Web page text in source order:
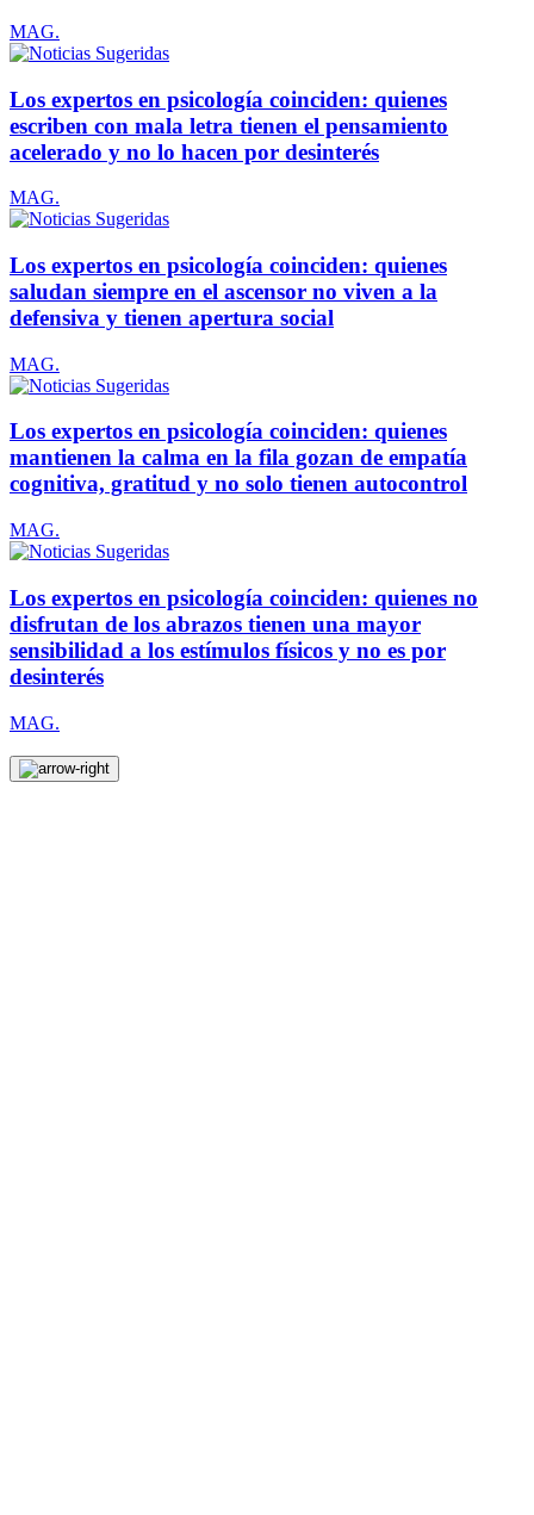
MAG.
Los expertos en psicología coinciden: quienes
escriben con mala letra tienen el pensamiento
acelerado y no lo hacen por desinterés
MAG.
Los expertos en psicología coinciden: quienes
saludan siempre en el ascensor no viven a la
defensiva y tienen apertura social
MAG.
Los expertos en psicología coinciden: quienes
mantienen la calma en la fila gozan de empatía
cognitiva, gratitud y no solo tienen autocontrol
MAG.
Los expertos en psicología coinciden: quienes no
disfrutan de los abrazos tienen una mayor
sensibilidad a los estímulos físicos y no es por
desinterés
MAG.